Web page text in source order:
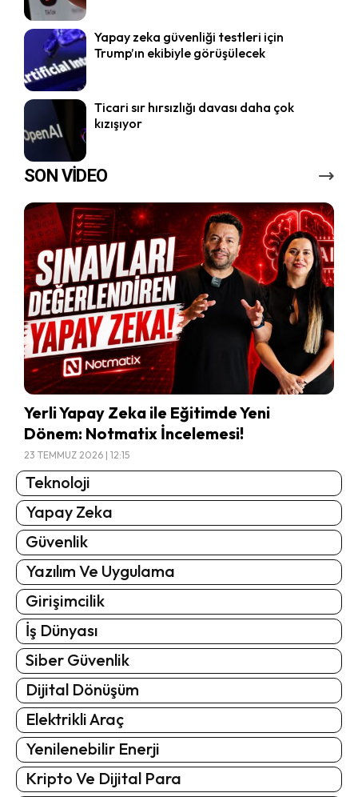
Yapay zeka güvenliği testleri için
Trump’ın ekibiyle görüşülecek
Ticari sır hırsızlığı davası daha çok
kızışıyor
SON VİDEO
Yerli Yapay Zeka ile Eğitimde Yeni
Dönem: Notmatix İncelemesi!
23 TEMMUZ 2026 | 12:15
Teknoloji
Yapay Zeka
Güvenlik
Yazılım Ve Uygulama
Girişimcilik
İş Dünyası
Siber Güvenlik
Dijital Dönüşüm
Elektrikli Araç
Yenilenebilir Enerji
Kripto Ve Dijital Para